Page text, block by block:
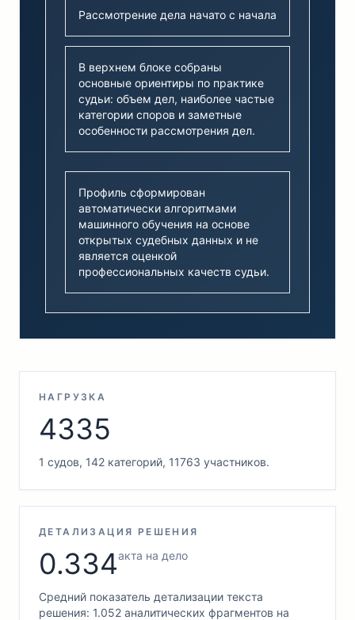
Рассмотрение дела начато с начала
В верхнем блоке собраны
основные ориентиры по практике
судьи: объем дел, наиболее частые
категории споров и заметные
особенности рассмотрения дел.
Профиль сформирован
автоматически алгоритмами
машинного обучения на основе
открытых судебных данных и не
является оценкой
профессиональных качеств судьи.
НАГРУЗКА
4335
1 судов, 142 категорий, 11763 участников.
ДЕТАЛИЗАЦИЯ РЕШЕНИЯ
0.334акта на дело
Средний показатель детализации текста
решения: 1.052 аналитических фрагментов на